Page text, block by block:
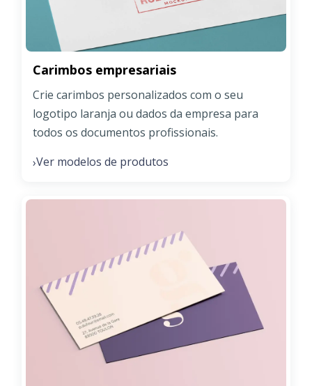
Carimbos empresariais
Crie carimbos personalizados com o seu
logotipo laranja ou dados da empresa para
todos os documentos profissionais.
›Ver modelos de produtos